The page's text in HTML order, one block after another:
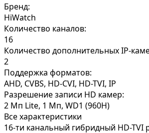
Бренд:
HiWatch
Количество каналов:
16
Количество дополнительных IP-
2
Поддержка форматов:
AHD, CVBS, HD-CVI, HD-TVI, IP
Разрешение записи HD камер:
2 Мп Lite, 1 Мп, WD1 (960H)
Все характеристики
16-ти канальный гибридный HD-TVI